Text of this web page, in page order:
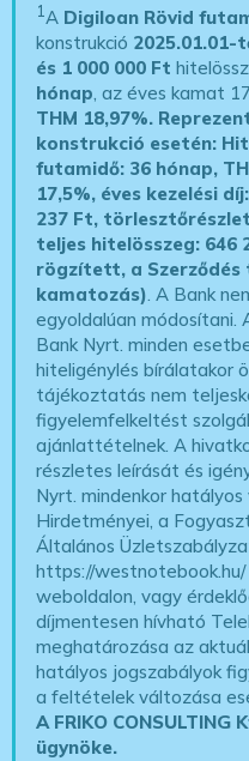
1A Digiloan Rövid
konstrukció 2025.01.01-
és 1 000 000 Ft
hónap, az éves kamat
THM 18,97%.
konstrukció esetén:
futamidő: 36 hónap,
17,5%, éves kezelési
237 Ft,
teljes hitelösszeg: 646
rögzített, a
kamatozás). A Bank
egyoldalúan
Bank Nyrt. minden
hiteligénylés bírálatakor
tájékoztatás nem
figyelemfelkeltést
ajánlattételnek. A
részletes leírását és
Nyrt. mindenkor
Hirdetményei, a
Általános
https://westnotebook.hu/
weboldalon, vagy
díjmentesen hívható
meghatározása az
hatályos jogszabályok
a feltételek változása
A FRIKO
ügynöke.